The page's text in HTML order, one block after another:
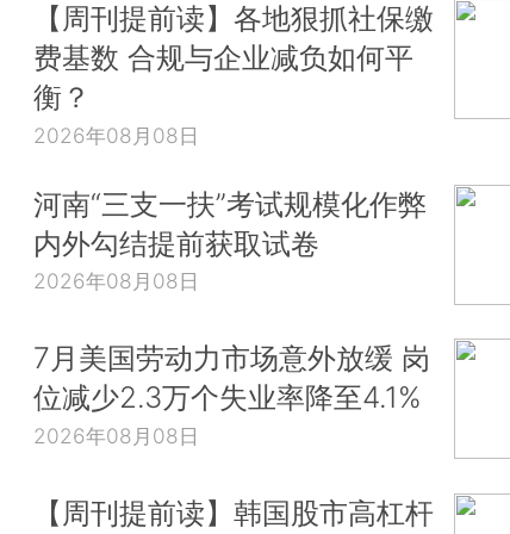
【周刊提前读】各地狠抓社保缴
费基数 合规与企业减负如何平
衡？
2026年08月08日
河南“三支一扶”考试规模化作弊
内外勾结提前获取试卷
2026年08月08日
7月美国劳动力市场意外放缓 岗
位减少2.3万个失业率降至4.1%
2026年08月08日
【周刊提前读】韩国股市高杠杆